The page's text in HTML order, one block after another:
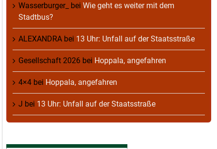
Wasserburger_ bei Wie geht es weiter mit dem
Stadtbus?
ALEXANDRA bei 13 Uhr: Unfall auf der Staatsstraße
Gesellschaft 2026 bei Hoppala, angefahren
4×4 bei Hoppala, angefahren
J bei 13 Uhr: Unfall auf der Staatsstraße